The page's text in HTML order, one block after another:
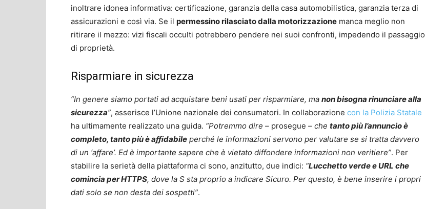
inoltrare idonea informativa: certificazione, garanzia della casa automobilistica, garanzia terza di
assicurazioni e così via. Se il permessino rilasciato dalla motorizzazione manca meglio non
ritirare il mezzo: vizi fiscali occulti potrebbero pendere nei suoi confronti, impedendo il passaggio
di proprietà.
Risparmiare in sicurezza
“In genere siamo portati ad acquistare beni usati per risparmiare, ma non bisogna rinunciare alla
sicurezza”, asserisce l’Unione nazionale dei consumatori. In collaborazione con la Polizia Statale
ha ultimamente realizzato una guida. “Potremmo dire – prosegue – che tanto più l’annuncio è
completo, tanto più è aﬃdabile perché le informazioni servono per valutare se si tratta davvero
di un ‘aﬀare’. Ed è importante sapere che è vietato diffondere informazioni non veritiere”. Per
stabilire la serietà della piattaforma ci sono, anzitutto, due indici: “Lucchetto verde e URL che
comincia per HTTPS, dove la S sta proprio a indicare Sicuro. Per questo, è bene inserire i propri
dati solo se non desta dei sospetti”.